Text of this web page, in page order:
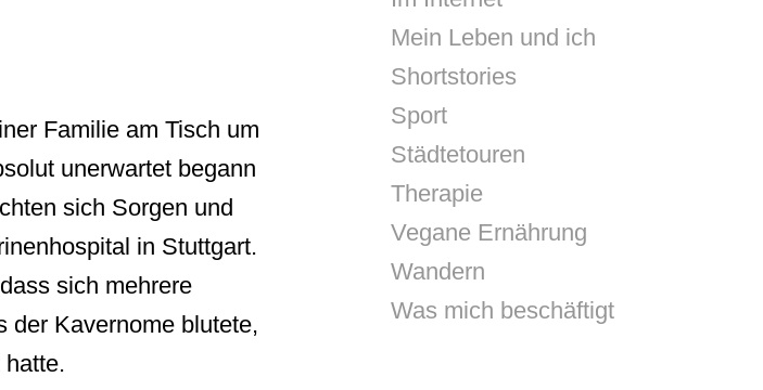
Familie am Tisch um
unerwartet begann
sich Sorgen und
in Stuttgart.
sich mehrere
der Kavernome blutete,
Mein Leben und ich
Shortstories
Sport
Städtetouren
Therapie
Vegane Ernährung
Wandern
Was mich beschäftigt